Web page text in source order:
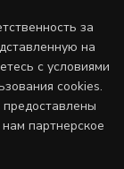
за
на
с условиями
cookies.
партнерское